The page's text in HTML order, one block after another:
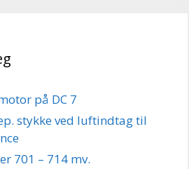
på DC 7
stykke ved luftindtag til
701 – 714 mv.